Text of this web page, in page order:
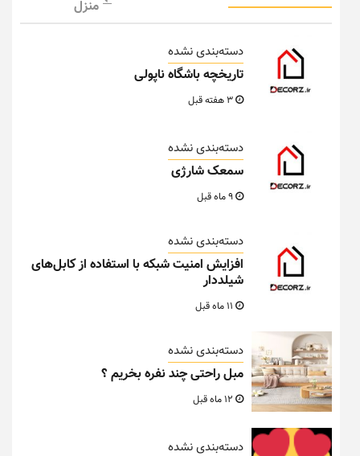
منزل
دسته‌بندی نشده
تاریخچه باشگاه ناپولی
دسته‌بندی نشده
سمعک شارژی
دسته‌بندی نشده
افزایش امنیت شبکه با استفاده از کابل‌های
شیلددار
دسته‌بندی نشده
مبل راحتی چند نفره بخریم ؟
دسته‌بندی نشده